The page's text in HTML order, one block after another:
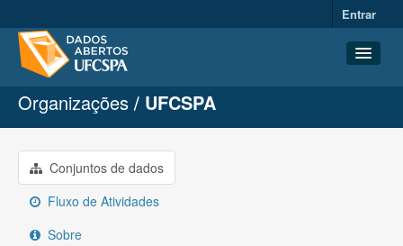
Entrar
Conjuntos de dados
Organizações
Grupos
Sobre
Organizações UFCSPA
Conjuntos de dados
Fluxo de Atividades
Sobre